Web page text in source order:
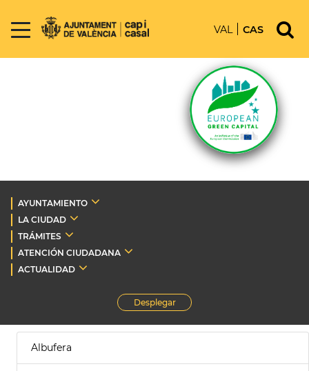
VAL CAS
AYUNTAMIENTO
LA CIUDAD
TRÁMITES
ATENCIÓN CIUDADANA
ACTUALIDAD
Desplegar
Albufera